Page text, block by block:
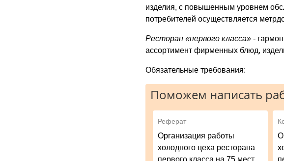
изделия, с повышенным уровнем
потребителей осуществляется
Ресторан «первого класса» -
ассортимент фирменных блюд,
Обязательные требования:
Поможем написать
Реферат
Организация работы
холодного цеха ресторана
первого класса на 75 мест